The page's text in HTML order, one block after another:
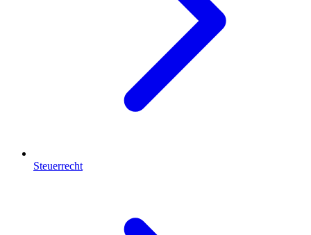
Steuerrecht